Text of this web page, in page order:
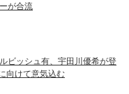
が合流
ビッシュ有、宇田川優希が登
向けて意気込む